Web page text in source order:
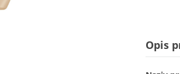
Opis